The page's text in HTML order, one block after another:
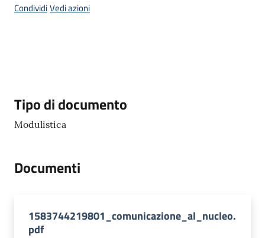
g
gli
argomenti...
Seguici
CondividiVedi azioni
Descrizione
Tipo di documento
Modulistica
Documenti
1583744219801_comunicazione_al_nucleo.
pdf